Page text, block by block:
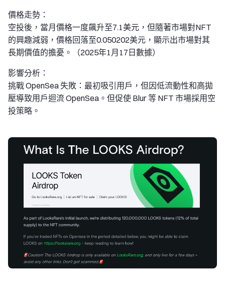
價格走勢：
空投後，當月價格一度飆升至7.1美元，但隨著市場對NFT
的興趣減弱，價格回落至0.050202美元，顯示出市場對其
長期價值的擔憂。（2025年1月17日數據）
影響分析：
挑戰 OpenSea 失敗：最初吸引用戶，但因低流動性和高拋
壓導致用戶迴流 OpenSea。但促使 Blur 等 NFT 市場採用空
投策略。